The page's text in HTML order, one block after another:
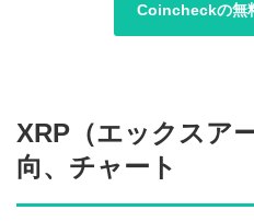
Coincheckの無
XRP（エックスア
向、チャート